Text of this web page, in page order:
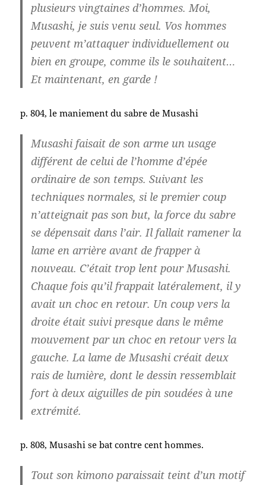
plusieurs vingtaines d’hommes. Moi,
Musashi, je suis venu seul. Vos hommes
peuvent m’attaquer individuellement ou
bien en groupe, comme ils le souhaitent…
Et maintenant, en garde !
p. 804, le maniement du sabre de Musashi
Musashi faisait de son arme un usage
différent de celui de l’homme d’épée
ordinaire de son temps. Suivant les
techniques normales, si le premier coup
n’atteignait pas son but, la force du sabre
se dépensait dans l’air. Il fallait ramener la
lame en arrière avant de frapper à
nouveau. C’était trop lent pour Musashi.
Chaque fois qu’il frappait latéralement, il y
avait un choc en retour. Un coup vers la
droite était suivi presque dans le même
mouvement par un choc en retour vers la
gauche. La lame de Musashi créait deux
rais de lumière, dont le dessin ressemblait
fort à deux aiguilles de pin soudées à une
extrémité.
p. 808, Musashi se bat contre cent hommes.
Tout son kimono paraissait teint d’un motif